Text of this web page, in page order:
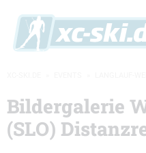
Bildergalerie
(SLO)